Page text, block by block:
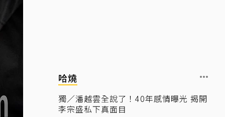
哈燒
獨／潘越雲全說了！40年感情曝光 揭開
李宗盛私下真面目